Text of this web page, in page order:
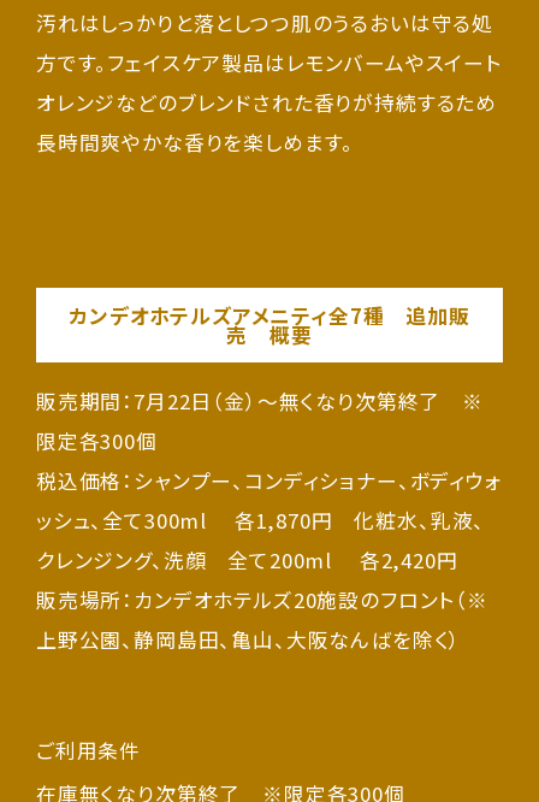
汚れはしっかりと落としつつ肌のうるおいは守る処
方です。フェイスケア製品はレモンバームやスイート
オレンジなどのブレンドされた香りが持続するため
長時間爽やかな香りを楽しめます。
カンデオホテルズアメニティ全7種 追加販
売 概要
販売期間：7月22日（金）～無くなり次第終了 ※
限定各300個
税込価格：シャンプー、コンディショナー、ボディウォ
ッシュ、全て300ml 各1,870円 化粧水、乳液、
クレンジング、洗顔 全て200ml 各2,420円
販売場所：カンデオホテルズ20施設のフロント（※
上野公園、静岡島田、亀山、大阪なんばを除く）
ご利用条件
在庫無くなり次第終了 ※限定各300個